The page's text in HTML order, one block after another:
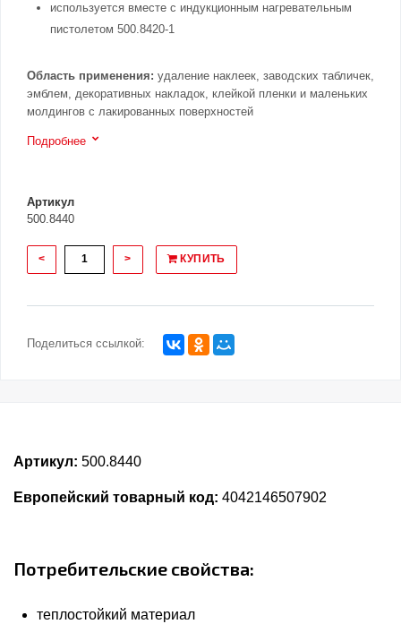
используется вместе с индукционным нагревательным
пистолетом 500.8420-1
Область применения: удаление наклеек, заводских табличек,
эмблем, декоративных накладок, клейкой пленки и маленьких
молдингов с лакированных поверхностей
Подробнее
Артикул
500.8440
< > КУПИТЬ
Поделиться ссылкой:
Артикул: 500.8440
Европейский товарный код: 4042146507902
Потребительские свойства:
теплостойкий материал